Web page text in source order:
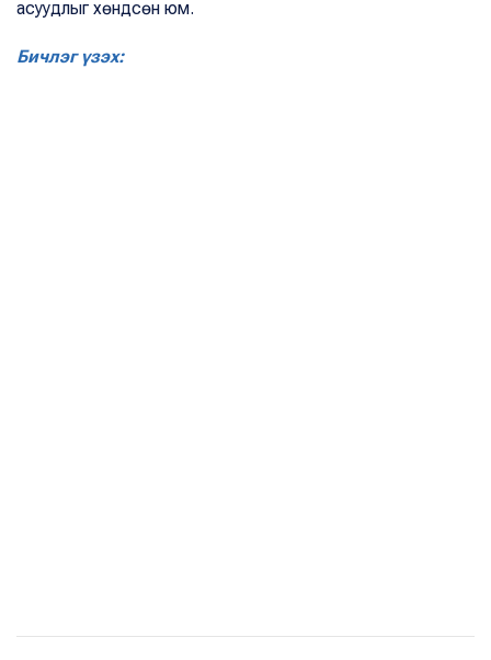
асуудлыг хөндсөн юм.
Бичлэг үзэх: